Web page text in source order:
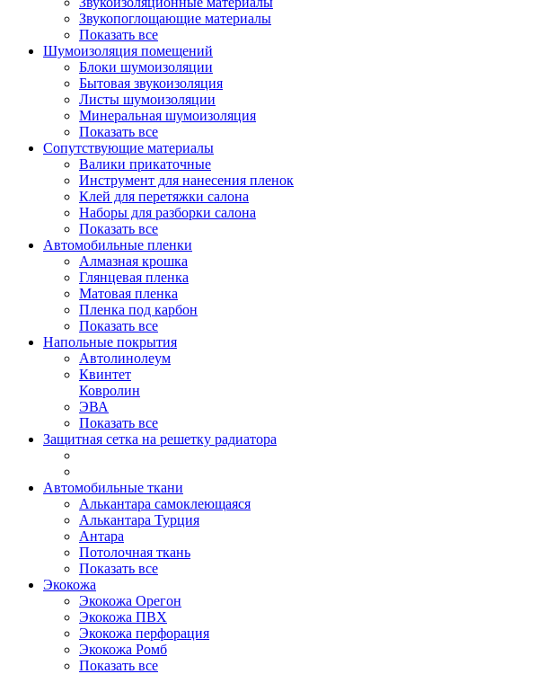
Звукопоглощающие материалы
Показать все
Шумоизоляция помещений
Блоки шумоизоляции
Бытовая звукоизоляция
Листы шумоизоляции
Минеральная шумоизоляция
Показать все
Сопутствующие материалы
Валики прикаточные
Инструмент для нанесения пленок
Клей для перетяжки салона
Наборы для разборки салона
Показать все
Автомобильные пленки
Алмазная крошка
Глянцевая пленка
Матовая пленка
Пленка под карбон
Показать все
Напольные покрытия
Автолинолеум
Квинтет
Ковролин
ЭВА
Показать все
Защитная сетка на решетку радиатора
Автомобильные ткани
Алькантара самоклеющаяся
Алькантара Турция
Антара
Потолочная ткань
Показать все
Экокожа
Экокожа Орегон
Экокожа ПВХ
Экокожа перфорация
Экокожа Ромб
Показать все